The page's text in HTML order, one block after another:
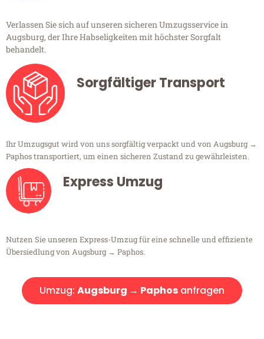
Verlassen Sie sich auf unseren sicheren Umzugsservice in
Augsburg, der Ihre Habseligkeiten mit höchster Sorgfalt
behandelt.
Sorgfältiger Transport
Ihr Umzugsgut wird von uns sorgfältig verpackt und von Augsburg →
Paphos transportiert, um einen sicheren Zustand zu gewährleisten.
Express Umzug
Nutzen Sie unseren Express-Umzug für eine schnelle und effiziente
Übersiedlung von Augsburg → Paphos.
Umzug: Augsburg → Paphos anfragen